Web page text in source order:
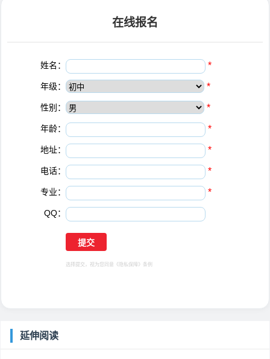
在线报名
姓名： *
年级： *
性别： *
年龄： *
地址： *
电话： *
专业： *
QQ：
选择提交，视为您同意 《隐私保障》 条例
延伸阅读